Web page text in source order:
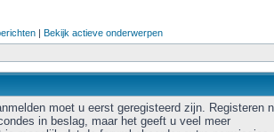
| Bekijk actieve onderwerpen
moet u eerst geregisteerd zijn. Registeren
in beslag, maar het geeft u veel meer